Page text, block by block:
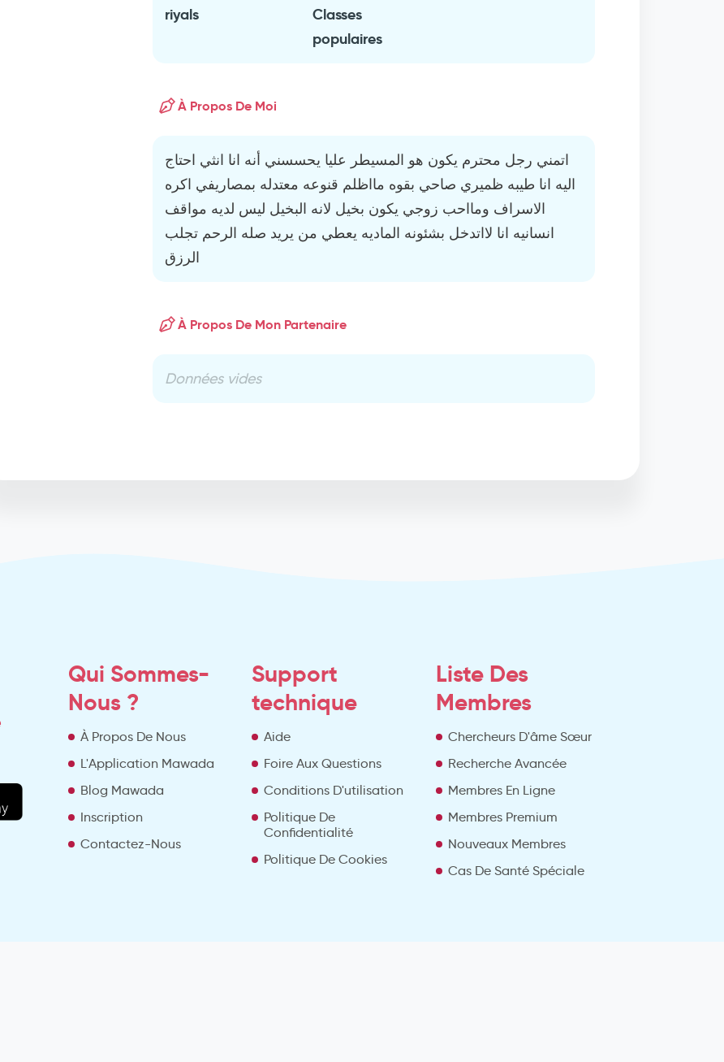
riyals
Classes
populaires
À Propos De Moi
اتمني رجل محترم يكون هو المسيطر عليا يحسسني أنه انا انثي احتاج
اليه انا طيبه ظميري صاحي بقوه مااظلم قنوعه معتدله بمصاريفي اكره
الاسراف ومااحب زوجي يكون بخيل لانه البخيل ليس لديه مواقف
انسانيه انا لااتدخل بشئونه الماديه يعطي من يريد صله الرحم تجلب
الرزق
À Propos De Mon Partenaire
Données vides
Qui Sommes-
Nous ?
À Propos De Nous
L'Application Mawada
Blog Mawada
Inscription
Contactez-Nous
Support
technique
Aide
Foire Aux Questions
Conditions D'utilisation
Politique De
Confidentialité
Politique De Cookies
Liste Des
Membres
Chercheurs D'âme Sœur
Recherche Avancée
Membres En Ligne
Membres Premium
Nouveaux Membres
Cas De Santé Spéciale